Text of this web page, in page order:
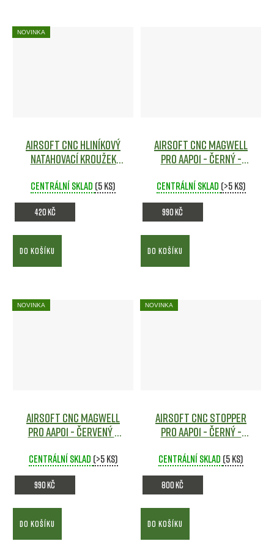
NOVINKA
Airsoft CNC hliníkový
natahovací kroužek
Action ArmyAirsoft
Centrální sklad (5 ks)
420 Kč
DO KOŠÍKU
Airsoft CNC Magwell
pro AAP01 - ČERNÝ -
Centrální sklad (>5 ks)
990 Kč
DO KOŠÍKU
NOVINKA
Airsoft CNC Magwell
pro AAP01 - ČERVENÝ -
Centrální sklad (>5 ks)
990 Kč
DO KOŠÍKU
NOVINKA
Airsoft CNC STOPPER
pro AAP01 - ČERNÝ -
Centrální sklad (5 ks)
800 Kč
DO KOŠÍKU